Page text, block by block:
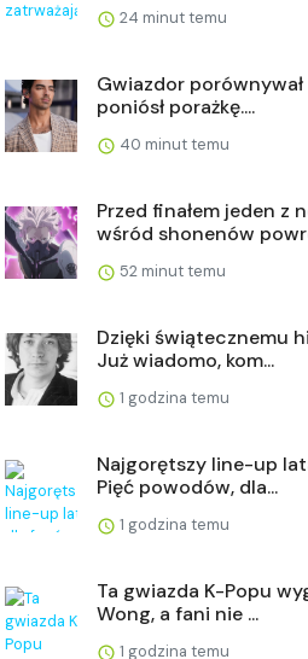
24 minut temu
Gwiazdor
poniósł porażkę....
40 minut temu
Przed finałem jeden z
wśród shonenów
52 minut temu
Dzięki świątecznemu
Już wiadomo, kom...
1 godzina temu
Najgorętszy line-up
Pięć powodów, dla...
1 godzina temu
Ta gwiazda K-Popu
Wong, a fani nie ...
1 godzina temu